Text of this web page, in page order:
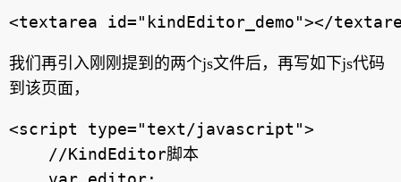
我们再引入刚刚提到的两个js文件后，再写如下js代码
到该页面，
<script type="text/javascript">
    //KindEditor脚本